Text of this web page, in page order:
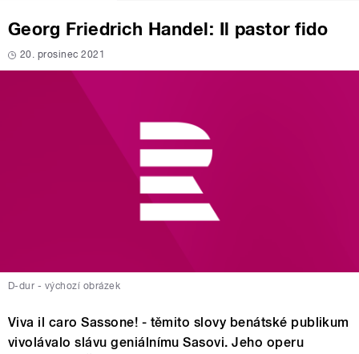
Georg Friedrich Handel: Il pastor fido
20. prosinec 2021
D-dur - výchozí obrázek
Viva il caro Sassone! - těmito slovy benátské publikum
vivolávalo slávu geniálnímu Sasovi. Jeho operu